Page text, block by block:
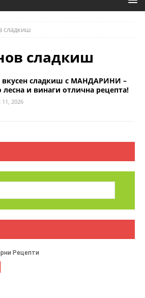
сладкиш
сладкиш
вкусен сладкиш с МАНДАРИНИ –
лесна и винаги отлична рецепта!
2026